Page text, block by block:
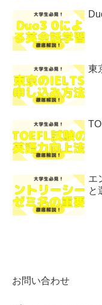
東
エ
と
お問い合わせ